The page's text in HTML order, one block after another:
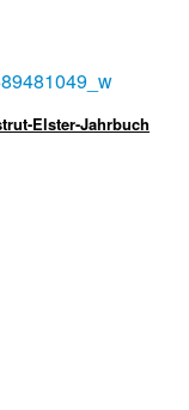
Elster-Jahrbuch